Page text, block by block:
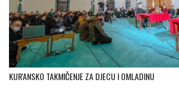
KUR'ANSKO TAKMIČENJE ZA DJECU I OMLADINU